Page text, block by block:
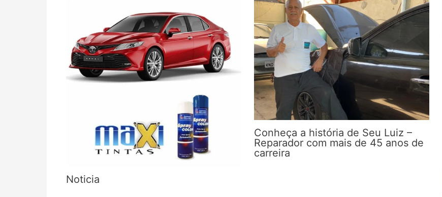
Noticia
Conheça a história de Seu Luiz –
Reparador com mais de 45 anos de
carreira